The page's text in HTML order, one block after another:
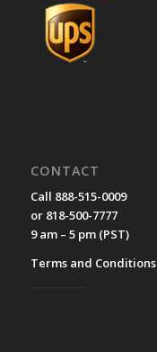
CONTACT
Call 888-515-0009
or 818-500-7777
9 am – 5 pm (PST)
Terms and Conditions